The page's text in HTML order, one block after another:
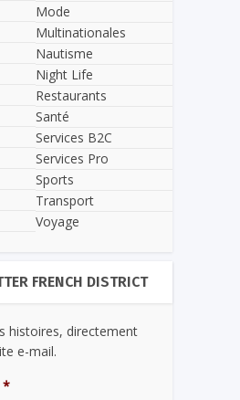
Mode
Multinationales
Nautisme
Night Life
Restaurants
Santé
Services B2C
Services Pro
Sports
Transport
Voyage
FRENCH DISTRICT
histoires, directement
e-mail.
*